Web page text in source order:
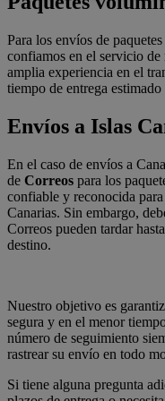
Para los envíos de
confiamos en el servicio de
amplia experiencia en el
tiempo de entrega
Envíos a Islas
En el caso de envíos a
de Correos para los
confiable y reconocida
Canarias. Sin embargo,
Correos pueden tardar
destino.
Nuestro objetivo es
segura y en el menor
número de seguimiento
rastrear su envío en todo
Si tiene alguna pregunta